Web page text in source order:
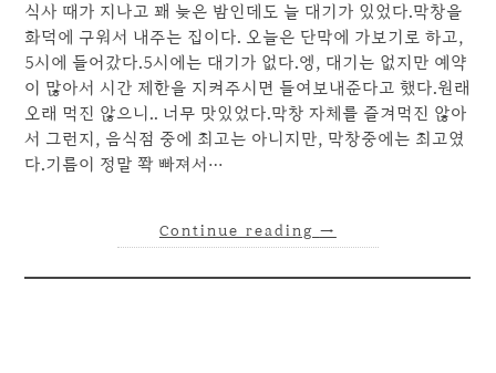
식사 때가 지나고 꽤 늦은 밤인데도 늘 대기가 있었다.막창을
화덕에 구워서 내주는 집이다. 오늘은 단막에 가보기로 하고,
5시에 들어갔다.5시에는 대기가 없다.엥, 대기는 없지만 예약
이 많아서 시간 제한을 지켜주시면 들여보내준다고 했다.원래
오래 먹진 않으니.. 너무 맛있었다.막창 자체를 즐겨먹진 않아
서 그런지, 음식점 중에 최고는 아니지만, 막창중에는 최고였
다.기름이 정말 쫙 빠져서…
Continue reading →